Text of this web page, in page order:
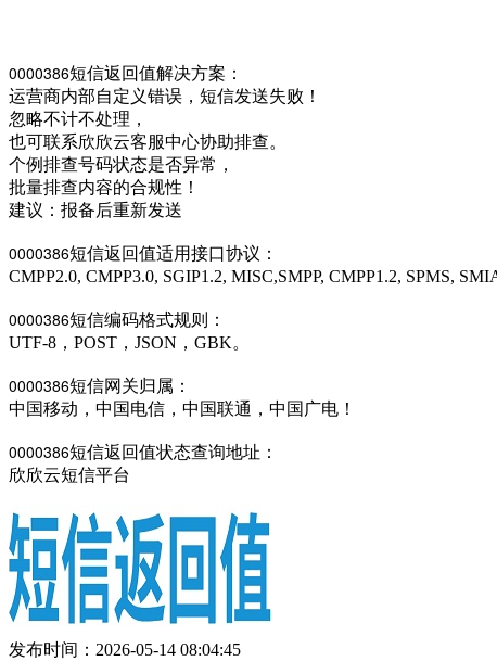
0000386短信返回值解决方案：
运营商内部自定义错误，短信发送失败！
忽略不计不处理，
也可联系欣欣云客服中心协助排查。
个例排查号码状态是否异常，
批量排查内容的合规性！
建议：报备后重新发送
0000386短信返回值适用接口协议：
CMPP2.0, CMPP3.0, SGIP1.2, MISC,SMPP, CMPP1.2, SPMS,
0000386短信编码格式规则：
UTF-8，POST，JSON，GBK。
0000386短信网关归属：
中国移动，中国电信，中国联通，中国广电！
0000386短信返回值状态查询地址：
欣欣云短信平台
发布时间：2026-05-14 08:04:45